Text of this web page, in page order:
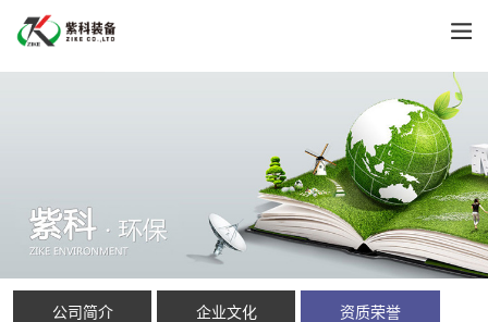
公司简介 企业文化 资质荣誉